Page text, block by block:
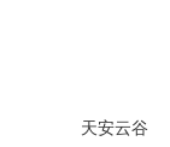
天安云谷